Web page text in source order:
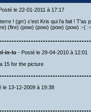
le 22-01-2011 à 17:17
! (grr) c'est Kris qui l'a fait ! T'as
(fire) (pow) (pow) (pow) (pow) :-(
in-lo - Posté le 29-04-2010 à 12:01
15 for the picture
le 13-12-2009 à 19:38